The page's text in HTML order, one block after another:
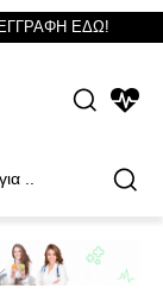
ΕΔΩ!
..